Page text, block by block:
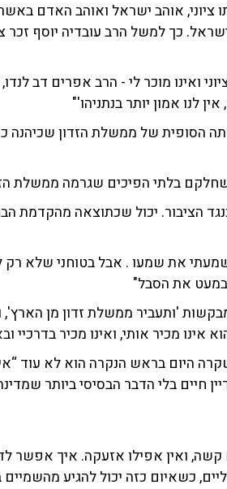
ציוני, אוהב ישראל ואוהב האדם
כך למשל הרב עובדיה יוסף זכר
ואינו מוכר לי - הרב אפרים דב
לנו אמון יותר בנתניהו'"
הסופית של ממשלת הזדון שכיהנה
הפיכים שגרמה ממשלת הזדון ב־4 שנות
הציבור. יכול שכתוצאה מהקדמת
את שמעו . אבל בטוחני שלא רק
במעט את הסבל"
'ותעביר ממשלת זדון מן
אינו מכיר אותי, ואינו מכיר בדרכיי
היום בראש הנקרה הוא לא עוד
חיים בלי הדבר הבסיסי ביותר
קשה, ואין אפילו אזעקה. איך אפשר
כשאיום כזה יכול להגיע מהשמיים